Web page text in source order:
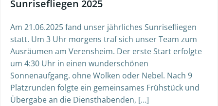
Sunrisefliegen 2025
Am 21.06.2025 fand unser jährliches Sunrisefliegen
statt. Um 3 Uhr morgens traf sich unser Team zum
Ausräumen am Verensheim. Der erste Start erfolgte
um 4:30 Uhr in einen wunderschönen
Sonnenaufgang. ohne Wolken oder Nebel. Nach 9
Platzrunden folgte ein gemeinsames Frühstück und
Übergabe an die Diensthabenden, […]